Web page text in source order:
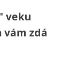
veku
vám zdá